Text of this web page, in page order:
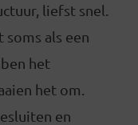
liefst snel.
soms als een
het
het om.
en